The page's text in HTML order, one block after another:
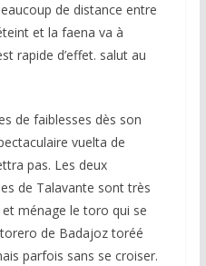
de distance entre
et la faena va à
rapide d’effet. salut au
de faiblesses dès son
vuelta de
pas. Les deux
de Talavante sont très
ménage le toro qui se
de Badajoz toréé
parfois sans se croiser.